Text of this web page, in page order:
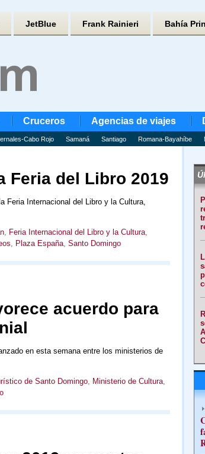
JetBlue Frank Rainieri Bahía
Cruceros Agencias de viajes
Cabo Rojo Samaná Santiago Romana-Bayahíbe
Feria del Libro 2019
Feria Internacional del Libro y la Cultura,
, Feria Internacional del Libro y la Cultura,
, Plaza España, Santo Domingo
acuerdo para
en esta semana entre los ministerios de
de Santo Domingo, Ministerio de Cultura,